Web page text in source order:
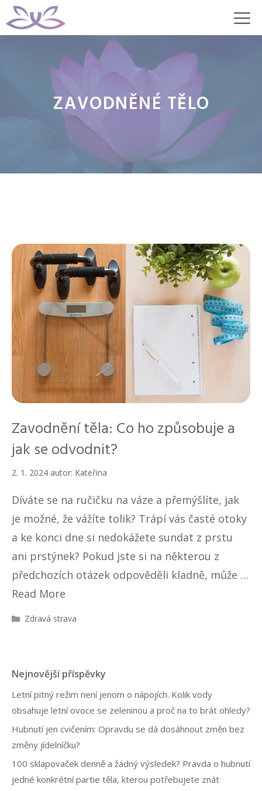
Přeskočit
na
ZAVODNĚNÉ TĚLO
Zavodnění těla: Co ho způsobuje a
jak se odvodnit?
2. 1. 2024 autor: Kateřina
Díváte se na ručičku na váze a přemýšlíte, jak
je možné, že vážíte tolik? Trápí vás časté otoky
a ke konci dne si nedokážete sundat z prstu
ani prstýnek? Pokud jste si na některou z
předchozích otázek odpověděli kladně, může …
Read More
R
k
y
Zdravá strava
Nejnovější příspěvky
Letní pitný režim není jenom o nápojích. Kolik vody
obsahuje letní ovoce se zeleninou a proč na to brát ohledy?
Hubnutí jen cvičením: Opravdu se dá dosáhnout změn bez
změny jídelníčku?
100 sklapovaček denně a žádný výsledek? Pravda o hubnutí
jedné konkrétní partie těla, kterou potřebujete znát